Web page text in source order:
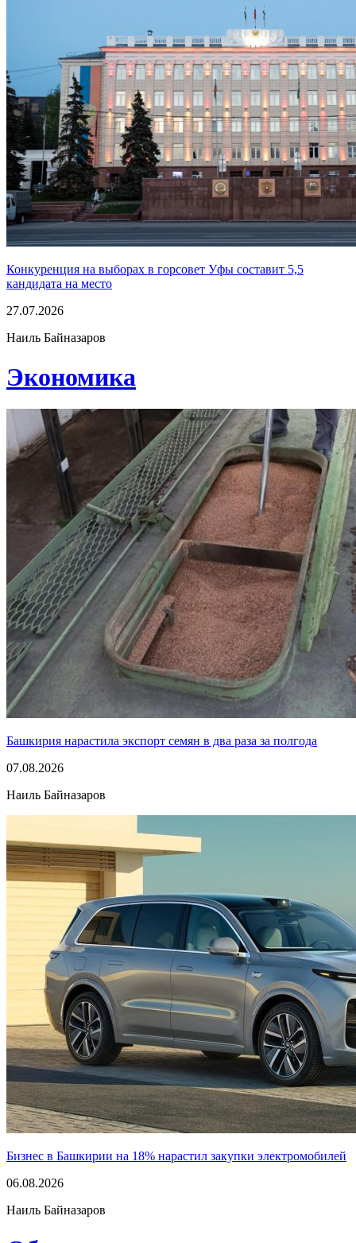
Конкуренция на выборах в горсовет Уфы составит 5,5
кандидата на место
27.07.2026
Наиль Байназаров
Экономика
Башкирия нарастила экспорт семян в два раза за полгода
07.08.2026
Наиль Байназаров
Бизнес в Башкирии на 18% нарастил закупки электромобилей
06.08.2026
Наиль Байназаров